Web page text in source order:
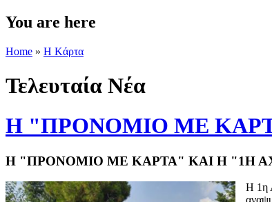
You are here
Home » Η Kάρτα
Τελευταία Νέα
H "ΠΡΟΝΟΜΙΟ ΜΕ
H "ΠΡΟΝΟΜΙΟ ΜΕ ΚΑΡΤΑ" KAI H "1Η
Η 1η